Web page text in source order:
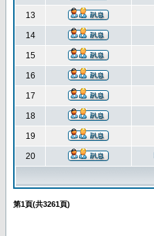
13
14
15
16
17
18
19
20
第1頁(共3261頁)